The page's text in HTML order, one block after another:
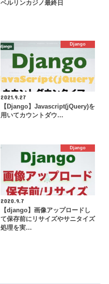
ベルリンカジノ最終日
Django
2021.9.27
【Django】Javascript(jQuery)を
用いてカウントダウ…
Django
2020.9.7
【django】画像アップロードし
て保存前にリサイズやサニタイズ
処理を実…